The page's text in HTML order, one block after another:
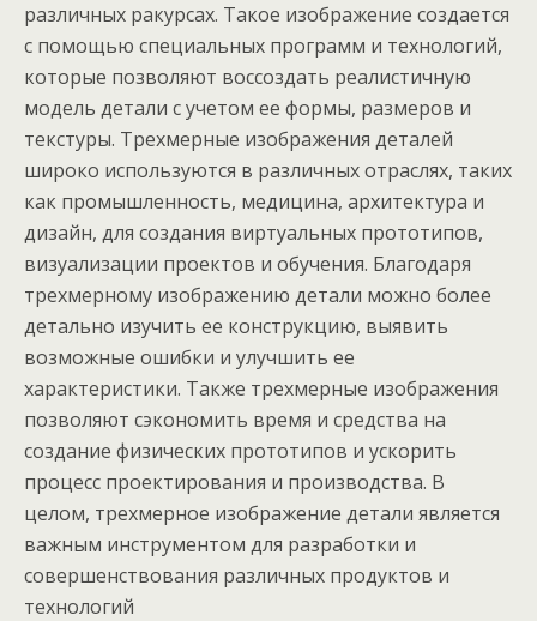
различных ракурсах. Такое изображение создается
с помощью специальных программ и технологий,
которые позволяют воссоздать реалистичную
модель детали с учетом ее формы, размеров и
текстуры. Трехмерные изображения деталей
широко используются в различных отраслях, таких
как промышленность, медицина, архитектура и
дизайн, для создания виртуальных прототипов,
визуализации проектов и обучения. Благодаря
трехмерному изображению детали можно более
детально изучить ее конструкцию, выявить
возможные ошибки и улучшить ее
характеристики. Также трехмерные изображения
позволяют сэкономить время и средства на
создание физических прототипов и ускорить
процесс проектирования и производства. В
целом, трехмерное изображение детали является
важным инструментом для разработки и
совершенствования различных продуктов и
технологий